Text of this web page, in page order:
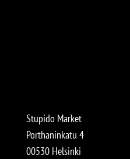
Stupido Market
Porthaninkatu 4
00530 Helsinki